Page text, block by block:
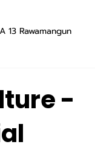
13 Rawamangun
55 Jatimakmur
-